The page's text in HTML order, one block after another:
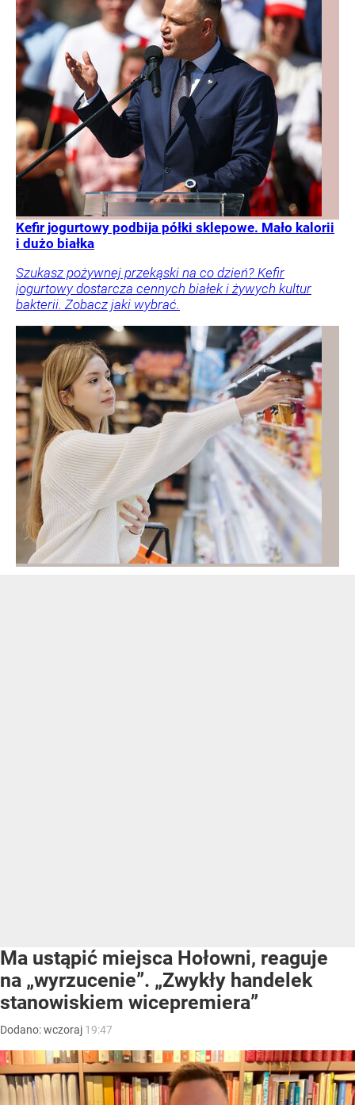
Kefir jogurtowy podbija półki sklepowe. Mało kalorii
i dużo białka
Szukasz pożywnej przekąski na co dzień? Kefir
jogurtowy dostarcza cennych białek i żywych kultur
bakterii. Zobacz jaki wybrać.
Ma ustąpić miejsca Hołowni, reaguje
na „wyrzucenie”. „Zwykły handelek
stanowiskiem wicepremiera”
Dodano:wczoraj 19:47